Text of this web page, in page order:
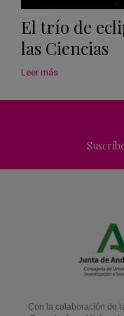
El trío de
las Ciencias
Leer más
Con la colaboración de